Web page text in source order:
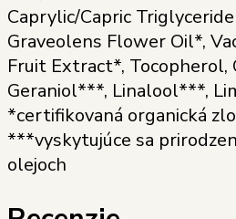
Caprylic/Capric
Graveolens Flower Oil*,
Fruit Extract*,
Geraniol***, Linalool***,
*certifikovaná organická
***vyskytujúce sa
olejoch